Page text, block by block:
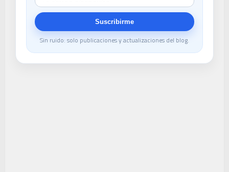
Suscribirme
Sin ruido: solo publicaciones y actualizaciones del blog.